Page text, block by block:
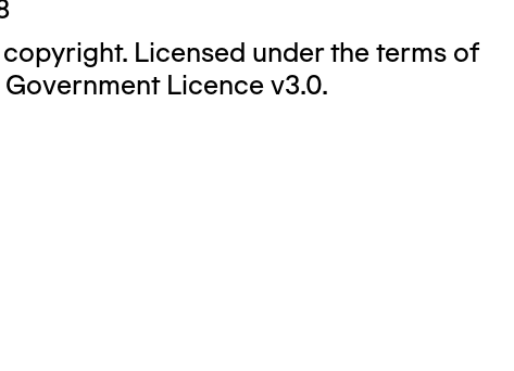
Licensed under the terms of
Licence v3.0.